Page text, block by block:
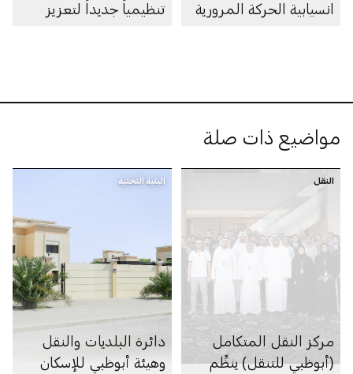
انسيابية الحركة المرورية
تنظيمياً جديداً لتعزيز
مواضيع ذات صلة
النقل
مركز النقل المتكامل
(أبوظبي للتنقل) ينظِّم
البنية التحتية
دائرة البلديات والنقل
وهيئة أبوظبي للإسكان